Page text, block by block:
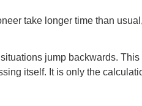
take longer time than
jump backwards. This
itself. It is only the